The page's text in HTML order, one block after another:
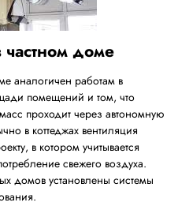
частном доме
аналогичен работам в
помещений и том, что
проходит через автономную
в коттеджах вентиляция
в котором учитывается
свежего воздуха.
домов установлены системы